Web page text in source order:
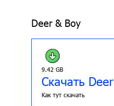
Deer & Boy
9.42 GB
Скачать
Как тут скачать